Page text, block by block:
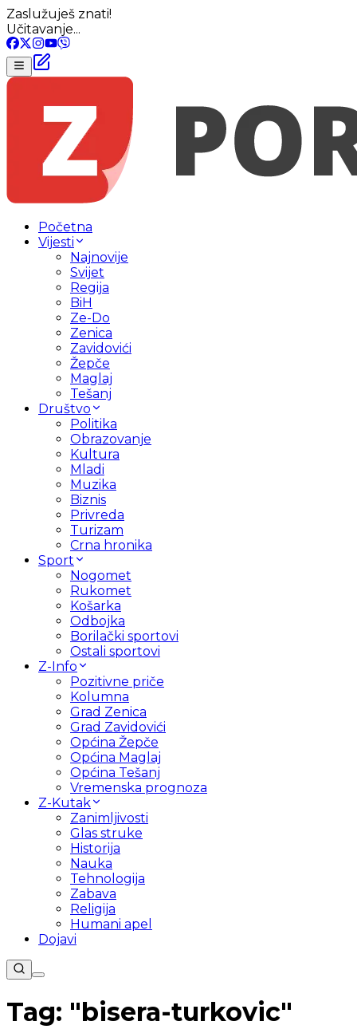
Zaslužuješ znati!
Učitavanje...
Početna
Vijesti
Najnovije
Svijet
Regija
BiH
Ze-Do
Zenica
Zavidovići
Žepče
Maglaj
Tešanj
Društvo
Politika
Obrazovanje
Kultura
Mladi
Muzika
Biznis
Privreda
Turizam
Crna hronika
Sport
Nogomet
Rukomet
Košarka
Odbojka
Borilački sportovi
Ostali sportovi
Z-Info
Pozitivne priče
Kolumna
Grad Zenica
Grad Zavidovići
Općina Žepče
Općina Maglaj
Općina Tešanj
Vremenska prognoza
Z-Kutak
Zanimljivosti
Glas struke
Historija
Nauka
Tehnologija
Zabava
Religija
Humani apel
Dojavi
Tag: "bisera-turkovic"